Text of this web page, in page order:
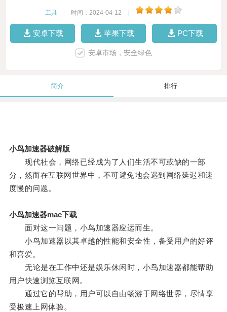
工具 时间：2024-04-12
安卓下载 苹果下载 PC下载
安卓市场，安全绿色
简介 排行
小鸟加速器破解版
现代社会，网络已经成为了人们生活不可或缺的一部
分，然而在互联网世界中，不可避免地会遇到网络延迟和速
度慢的问题。
小鸟加速器mac下载
面对这一问题，小鸟加速器应运而生。
小鸟加速器以其卓越的性能和安全性，备受用户的好评
和喜爱。
无论是在工作中还是娱乐休闲时，小鸟加速器都能帮助
用户快速浏览互联网。
通过它的帮助，用户可以自由畅游于网络世界，尽情享
受极速上网体验。